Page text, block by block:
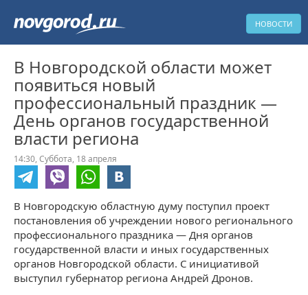
НОВОСТИ
В Новгородской области может
появиться новый
профессиональный праздник —
День органов государственной
власти региона
14:30, Суббота, 18 апреля
В Новгородскую областную думу поступил проект
постановления об учреждении нового регионального
профессионального праздника — Дня органов
государственной власти и иных государственных
органов Новгородской области. С инициативой
выступил губернатор региона Андрей Дронов.